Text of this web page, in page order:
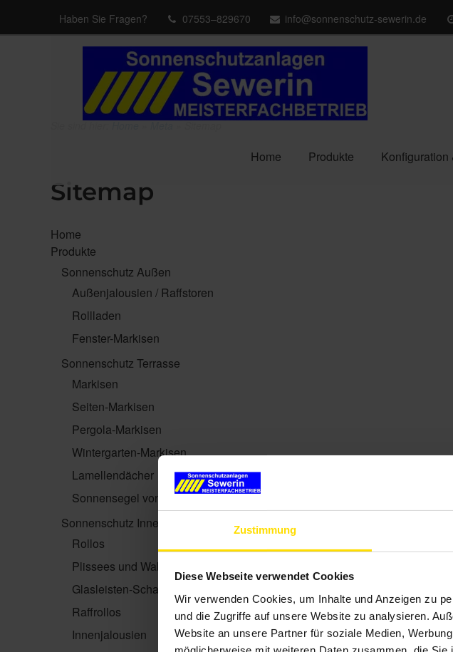
Zustimmung
Diese Webseite verwendet Cookies
Wir verwenden Cookies, um Inhalte und Anzeigen zu
und die Zugriffe auf unsere Website zu analysieren.
Website an unsere Partner für soziale Medien,
Haben Sie Fragen? 07553–829670 info@sonnenschutz-sewerin.de
Home Produkte Konfiguration
Sitemap
Home
Produkte
Sonnenschutz Außen
Außenjalousien / Raffstoren
Rollladen
Fenster-Markisen
Sonnenschutz Terrasse
Markisen
Seiten-Markisen
Pergola-Markisen
Wintergarten-Markisen
Lamellendächer
Sonnensegel von Soliday
Sonnenschutz Innen
Rollos
Plissees und Wabenplissees
Glasleisten-Schattierungen
Raffrollos
Innenjalousien